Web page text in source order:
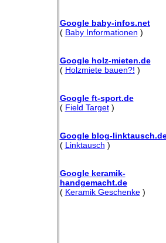
Google baby-infos.net
( Baby Informationen )
Google holz-mieten.de
( Holzmiete bauen?! )
Google ft-sport.de
( Field Target)
Google blog-
( Linktausch )
Google keramik-
handgemacht.de
( Keramik Geschenke)